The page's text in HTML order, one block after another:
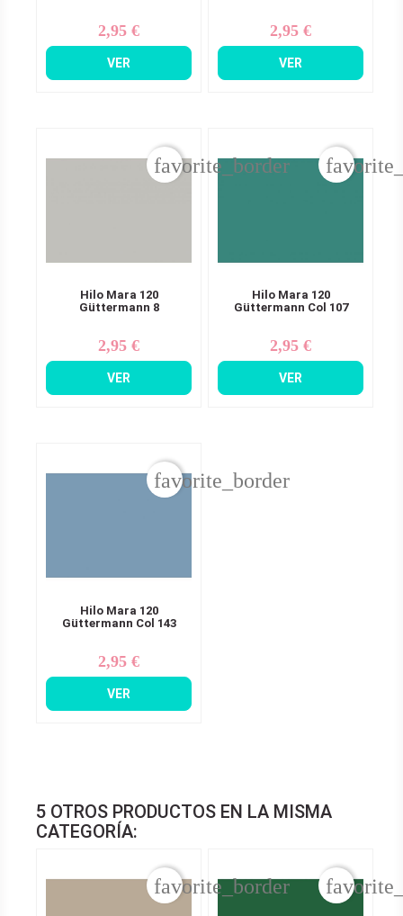
Precio
2,95 €
VER
Precio
2,95 €
VER
Hilo Mara 120
Güttermann 8
Precio
2,95 €
VER
favorite_border
Hilo Mara 120
Güttermann Col 107
Precio
2,95 €
VER
Hilo Mara 120
Güttermann Col 143
Precio
2,95 €
VER
favorite_border
5 OTROS PRODUCTOS EN LA MISMA
CATEGORÍA:
favorite_border